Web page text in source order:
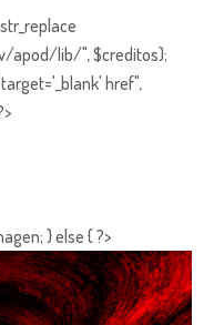
apod/lib/", $creditos);
href",
} else { ?>